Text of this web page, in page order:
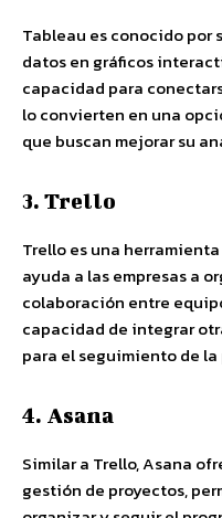
Tableau es conocido por
datos en gráficos
capacidad para
lo convierten en una
que buscan mejorar su
3. Trello
Trello es una
ayuda a las empresas a
colaboración entre
capacidad de integrar
para el seguimiento de
4. Asana
Similar a Trello, Asana
gestión de proyectos,